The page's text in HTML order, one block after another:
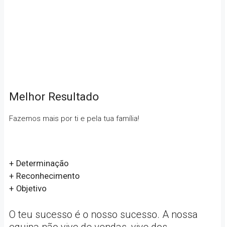
Melhor Resultado
Fazemos mais por ti e pela tua família!
+ Determinação
+ Reconhecimento
+ Objetivo
O teu sucesso é o nosso sucesso. A nossa